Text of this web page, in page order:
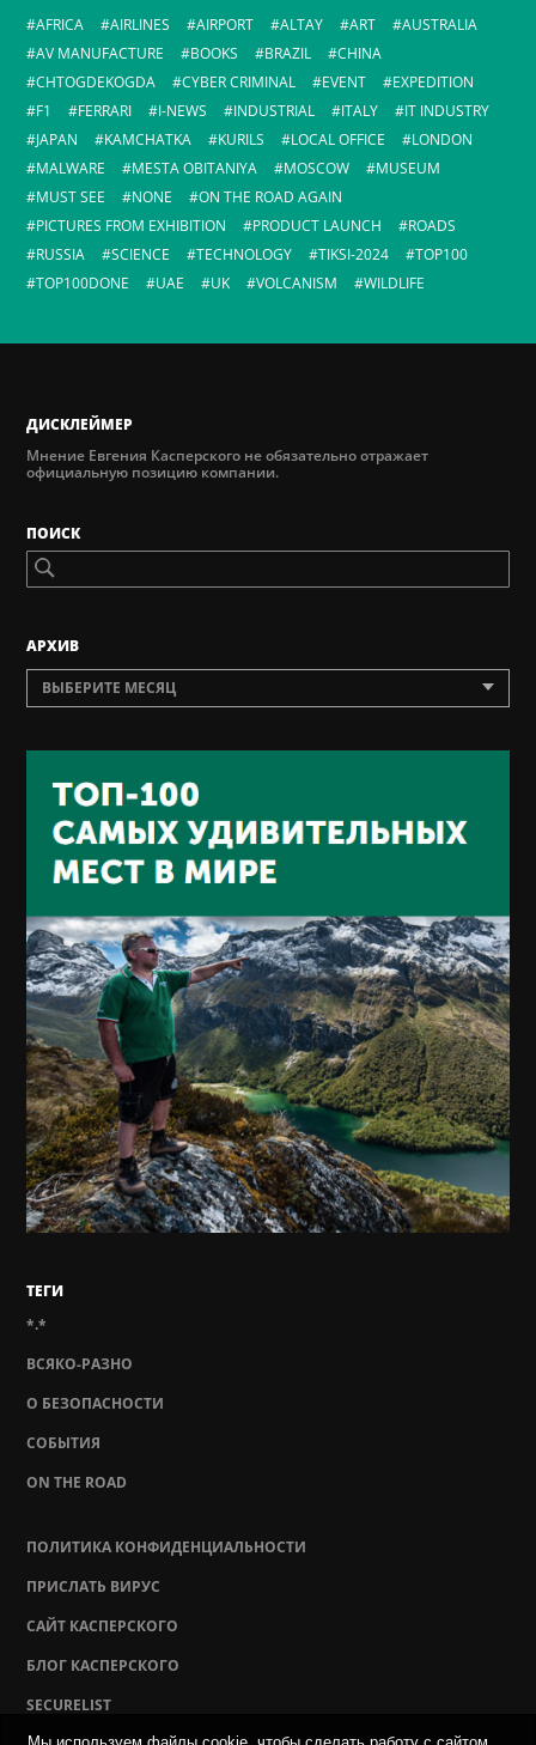
AFRICA
AIRLINES AIRPORT ALTAY ART
AUSTRALIA
AV MANUFACTURE
BOOKS BRAZIL
CHINA
CHTOGDEKOGDA
CYBER CRIMINAL EVENT
EXPEDITION
F1
FERRARI I-NEWS INDUSTRIAL ITALY
IT INDUSTRY
JAPAN
KAMCHATKA KURILS LOCAL OFFICE
LONDON
MALWARE
MESTA OBITANIYA MOSCOW
MUSEUM
MUST SEE
NONE
ON THE ROAD AGAIN
PICTURES FROM EXHIBITION
PRODUCT LAUNCH
ROADS
RUSSIA
SCIENCE TECHNOLOGY TIKSI-2024
TOP100
TOP100DONE
UAE UK VOLCANISM WILDLIFE
ДИСКЛЕЙМЕР
Мнение Евгения Касперского не обязательно отражает
официальную позицию компании.
ПОИСК
AРХИВ
ВЫБЕРИТЕ МЕСЯЦ
ТЕГИ
*.*
ВСЯКО-РАЗНО
О БЕЗОПАСНОСТИ
СОБЫТИЯ
ON THE ROAD
ПОЛИТИКА КОНФИДЕНЦИАЛЬНОСТИ
ПРИСЛАТЬ ВИРУС
САЙТ КАСПЕРСКОГО
БЛОГ КАСПЕРСКОГО
SECURELIST